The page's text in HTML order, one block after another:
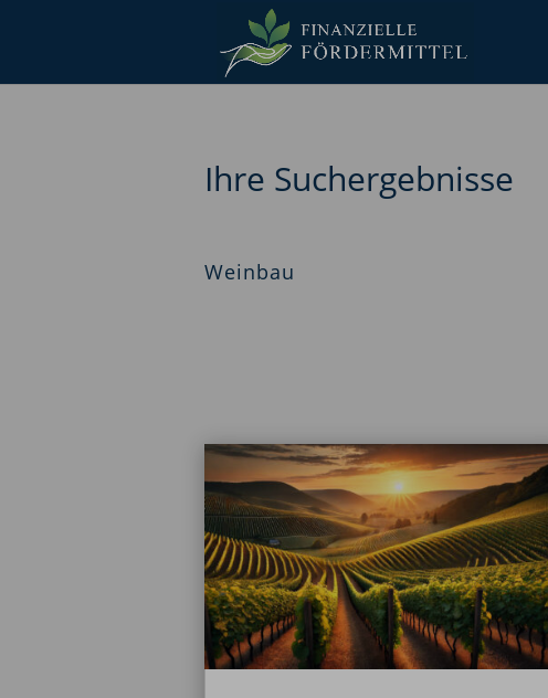
Ihre Suchergebnisse
Weinbau